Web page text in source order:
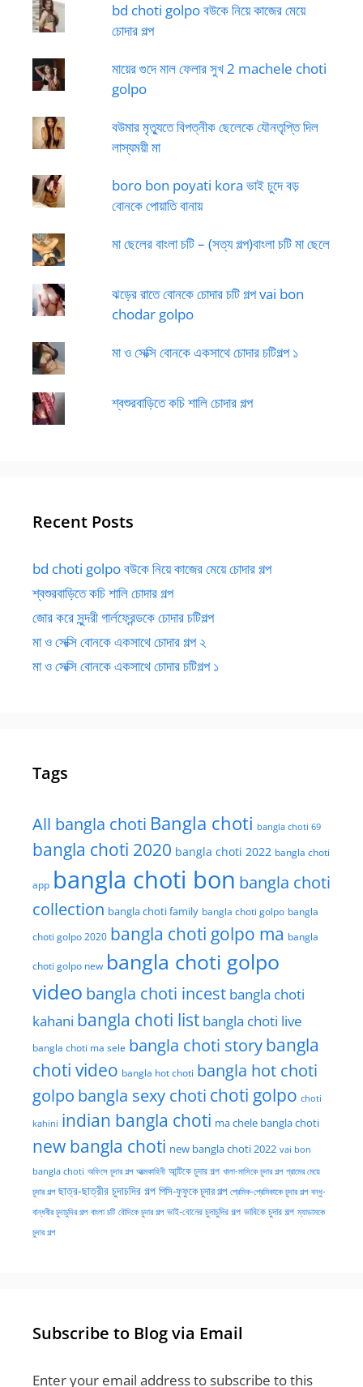
bd choti golpo বউকে নিয়ে কাজের মেয়ে
চোদার গল্প
মায়ের গুদে মাল ফেলার সুখ 2 machele choti
golpo
বউমার মৃত্যুতে বিপত্নীক ছেলেকে যৌনতৃপ্তি দিল
লাস্যময়ী মা
boro bon poyati kora ভাই চুদে বড়
বোনকে পোয়াতি বানায়
মা ছেলের বাংলা চটি – (সত্য গল্প)বাংলা চটি মা ছেলে
ঝড়ের রাতে বোনকে চোদার চটি গল্প vai bon
chodar golpo
মা ও সেক্সি বোনকে একসাথে চোদার চটিগল্প ১
শ্বশুরবাড়িতে কচি শালি চোদার গল্প
Recent Posts
bd choti golpo বউকে নিয়ে কাজের মেয়ে চোদার গল্প
শ্বশুরবাড়িতে কচি শালি চোদার গল্প
জোর করে সুন্দরী গার্লফ্রেন্ডকে চোদার চটিগল্প
মা ও সেক্সি বোনকে একসাথে চোদার গল্প ২
মা ও সেক্সি বোনকে একসাথে চোদার চটিগল্প ১
Tags
All bangla choti Bangla choti bangla choti 69
bangla choti 2020 bangla choti 2022 bangla choti
app bangla choti bon bangla choti
collection bangla choti family bangla choti golpo bangla
choti golpo 2020 bangla choti golpo ma bangla
choti golpo new bangla choti golpo
video bangla choti incest bangla choti
kahani bangla choti list bangla choti live
bangla choti ma sele bangla choti storybangla
choti video bangla hot choti bangla hot choti
golpo bangla sexy choti choti golpo choti
kahini indian bangla choti ma chele bangla choti
new bangla choti new bangla choti 2022 vai bon
bangla choti অফিসে চুদার গল্প আত্মকাহিনী আন্টিকে চুদার গল্প খালা-মাসিকে চুদার গল্প গ্রামের মেয়ে
চুদার গল্প ছাত্র-ছাত্রীর চুদাচদির গল্প পিসি-ফুফুকে চুদার গল্প প্রেমিক-প্রেমিকাকে চুদার গল্প বন্ধু-
বান্ধবীর চুদাচুদির গল্প বাংলা চটি বৌদিকে চুদার গল্প ভাই-বোনের চুদাচুদির গল্প ভাবিকে চুদার গল্প ম্যাডামকে
চুদার গল্প
Subscribe to Blog via Email
Enter your email address to subscribe to this